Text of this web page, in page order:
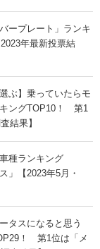
ープレート」ランキ
年最新投票結
ぶ】乗っていたらモ
ングTOP10！ 第1
結果】
種ランキング
」【2023年5月・
タスになると思う
！ 第1位は「メ